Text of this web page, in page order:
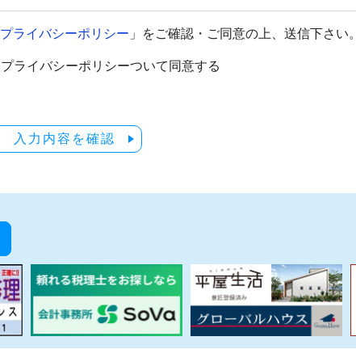
プライバシーポリシー 」をご確認・ご同意の上、送信下さい。
プライバシーポリシーついて同意する
入力内容を確認